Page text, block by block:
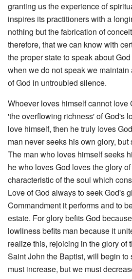
granting us the experience of
inspires its practitioners with a
nothing but the fabrication of
therefore, that we can know with
the proper state to speak about
when we do not speak we
of God in untroubled silence.
Whoever loves himself cannot love
'the overflowing richness' of God's
love himself, then he truly loves
man never seeks his own glory, but
The man who loves himself seeks
he who loves God loves the glory
characteristic of the soul which
Love of God always to seek God's
Commandment it performs and to
estate. For glory befits God
lowliness befits man because it
realize this, rejoicing in the glory of
Saint John the Baptist, will begin to
must increase, but we must